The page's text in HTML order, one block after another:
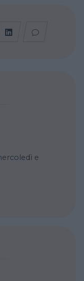
e